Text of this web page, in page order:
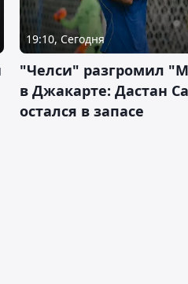
19:10, Сегодня
"Челси" разгромил
в Джакарте: Дастан
остался в запасе